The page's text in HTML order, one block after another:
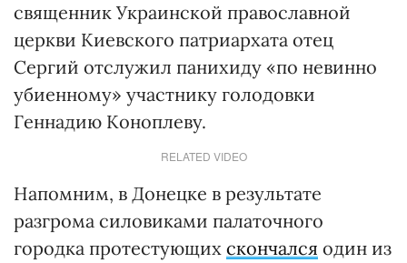
священник Украинской православной
церкви Киевского патриархата отец
Сергий отслужил панихиду «по невинно
убиенному» участнику голодовки
Геннадию Коноплеву.
RELATED VIDEO
Напомним, в Донецке в результате
разгрома силовиками палаточного
городка протестующих скончался один из